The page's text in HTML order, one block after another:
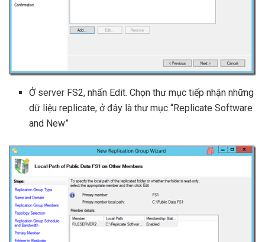
Ở server FS2, nhấn Edit. Chọn thư mục tiếp nhận những
dữ liệu replicate, ở đây là thư mục “Replicate Software
and New”